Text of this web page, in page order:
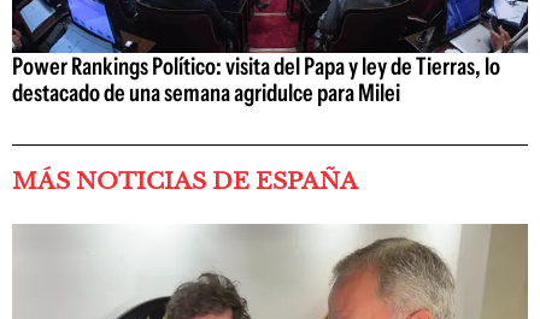
Power Rankings Político: visita del Papa y ley de Tierras, lo
destacado de una semana agridulce para Milei
MÁS NOTICIAS DE ESPAÑA